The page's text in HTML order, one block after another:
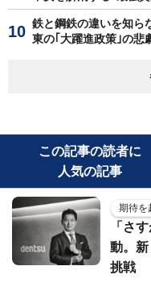
鉄と鋼鉄の違いを知ら
東の｢大躍進政策｣の悲
この記事の読者に
人気の記事
期待を
「さ
動。
挑戦